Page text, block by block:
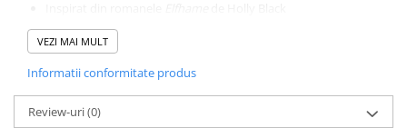
Ilustratii de Frostbite Studios & design grafic Theodor Black
Pentru 2–4 jucatori, ideal pentru partide scurte si intense
Un joc perfect pentru faniiFolk of the Air
fantasy si pentru oricine vrea o experienta sociala plina de
comploturi, rasturnari si farmec dark.
VEZI MAI MULT
Informatii conformitate produs
Review-uri(0)